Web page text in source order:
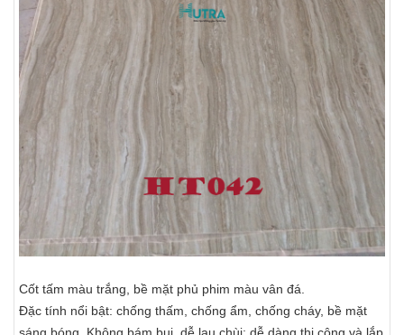
Cốt tấm màu trắng, bề mặt phủ phim màu vân đá.
Đặc tính nổi bật: chống thấm, chống ẩm, chống cháy, bề mặt